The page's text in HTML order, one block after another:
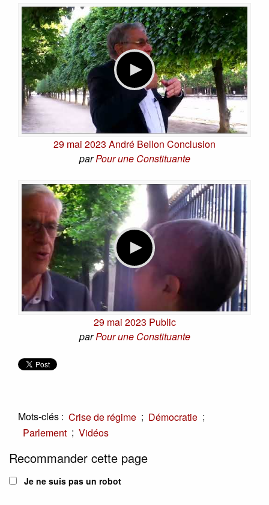
29 mai 2023 André Bellon Conclusion
parPour une Constituante
29 mai 2023 Public
parPour une Constituante
Mots-clés : Crise de régime ; Démocratie ;
Parlement ; Vidéos
Recommander cette page
Je ne suis pas un robot